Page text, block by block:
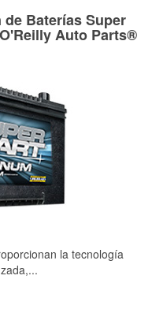
Baterías Super
Auto Parts®
la tecnología
...